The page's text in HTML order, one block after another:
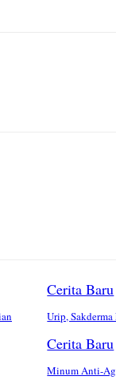
Cerita Baru
Urip,
Cerita Baru
Minum Anti-